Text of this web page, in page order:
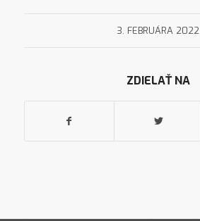
3. FEBRUÁRA 2022
ZDIELAŤ NA